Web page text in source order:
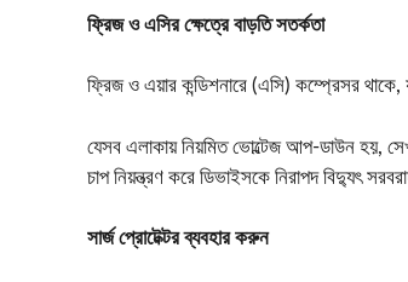
ফ্রিজ ও এসির ক্ষেত্রে বাড়তি সতর্কতা
ফ্রিজ ও এয়ার কন্ডিশনারে (এসি) কম্প্রেসর থাকে,
যেসব এলাকায় নিয়মিত ভোল্টেজ আপ-ডাউন হয়,
চাপ নিয়ন্ত্রণ করে ডিভাইসকে নিরাপদ বিদ্যুৎ
সার্জ প্রোটেক্টর ব্যবহার করুন